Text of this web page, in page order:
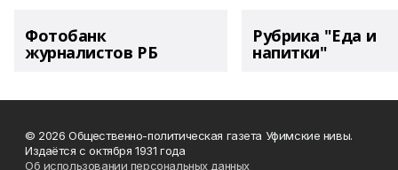
Фотобанк
журналистов РБ
Рубрика "Еда и
напитки"
© 2026 Общественно-политическая газета Уфимские нивы.
Издаётся с октября 1931 года
Об использовании персональных данных